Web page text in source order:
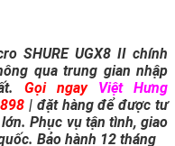
SHURE UGX8 II chính
qua trung gian nhập
Gọi ngay Việt Hưng
| đặt hàng để được tư
lớn.Phục vụ tận tình, giao
Bảo hành 12 tháng